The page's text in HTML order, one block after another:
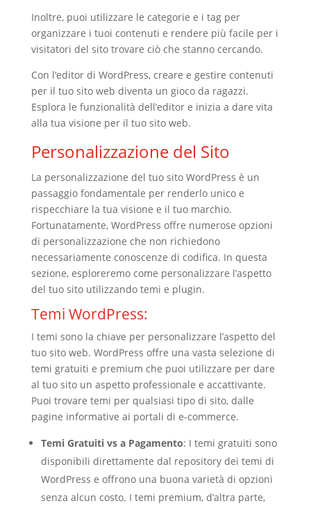
Inoltre, puoi utilizzare le categorie e i tag per
organizzare i tuoi contenuti e rendere più facile per i
visitatori del sito trovare ciò che stanno cercando.
Con l’editor di WordPress, creare e gestire contenuti
per il tuo sito web diventa un gioco da ragazzi.
Esplora le funzionalità dell’editor e inizia a dare vita
alla tua visione per il tuo sito web.
Personalizzazione del Sito
La personalizzazione del tuo sito WordPress è un
passaggio fondamentale per renderlo unico e
rispecchiare la tua visione e il tuo marchio.
Fortunatamente, WordPress offre numerose opzioni
di personalizzazione che non richiedono
necessariamente conoscenze di codifica. In questa
sezione, esploreremo come personalizzare l’aspetto
del tuo sito utilizzando temi e plugin.
Temi WordPress:
I temi sono la chiave per personalizzare l’aspetto del
tuo sito web. WordPress offre una vasta selezione di
temi gratuiti e premium che puoi utilizzare per dare
al tuo sito un aspetto professionale e accattivante.
Puoi trovare temi per qualsiasi tipo di sito, dalle
pagine informative ai portali di e-commerce.
Temi Gratuiti vs a Pagamento: I temi gratuiti sono
disponibili direttamente dal repository dei temi di
WordPress e offrono una buona varietà di opzioni
senza alcun costo. I temi premium, d’altra parte,